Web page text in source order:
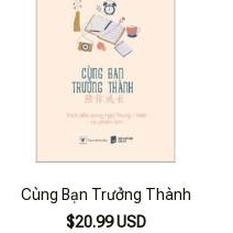
Cùng Bạn Trưởng Thành
$20.99 USD